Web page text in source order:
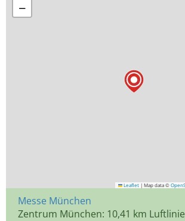
−
Leaflet | Map data ©
Messe München
Zentrum München: 10,41 km Luftlinie